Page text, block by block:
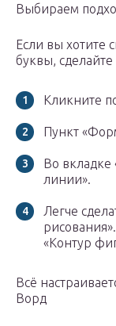
Выбираем
Если вы хотите
буквы,
Кликните
Пункт
Во вкладке
линии».
Легче
«Контур
Всё
Ворд